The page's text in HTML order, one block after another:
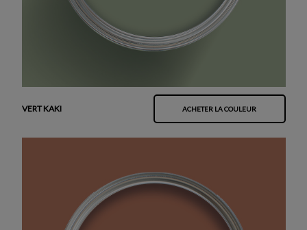
VERT KAKI ACHETER LA COULEUR